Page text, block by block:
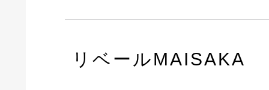
リベールMAISAKA